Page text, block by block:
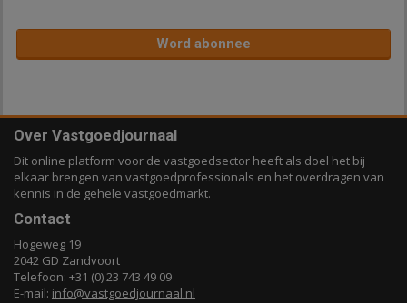
Word abonnee
Over Vastgoedjournaal
Dit online platform voor de vastgoedsector heeft als doel het bij
elkaar brengen van vastgoedprofessionals en het overdragen van
kennis in de gehele vastgoedmarkt.
Contact
Hogeweg 19
2042 GD Zandvoort
Telefoon: +31 (0) 23 743 49 09
E-mail: info@vastgoedjournaal.nl